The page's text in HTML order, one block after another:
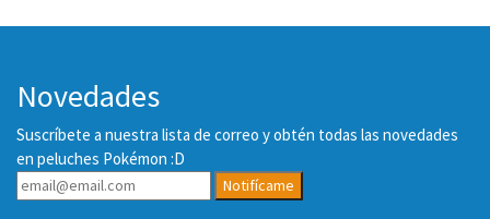
Novedades
Suscríbete a nuestra lista de correo y obtén todas las novedades
en peluches Pokémon :D
Notifícame